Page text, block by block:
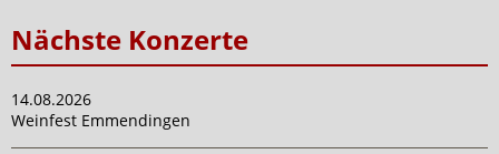
Nächste Konzerte
14.08.2026
Weinfest Emmendingen